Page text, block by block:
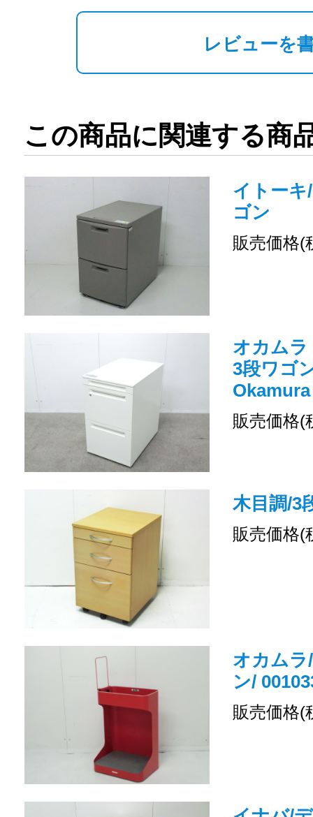
レビューを
この商品に関連する商
イトーキ
ゴン
販売価格(
オカム
3段ワゴ
Okamura
販売価格(
木目調/3
販売価格(
オカム
ン/
販売価格(